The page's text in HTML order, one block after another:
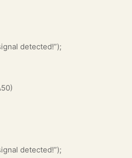
detected!”);
detected!”);